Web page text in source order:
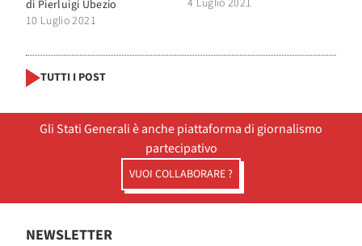
di Pierluigi Ubezio
10 Luglio 2021
TUTTI I POST
Gli Stati Generali è anche piattaforma di giornalismo
partecipativo
VUOI COLLABORARE ?
NEWSLETTER